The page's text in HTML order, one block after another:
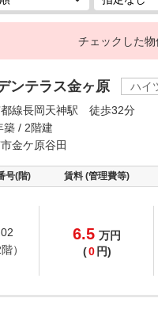
チェックした物
ンテラス金ヶ原
ハイ
都線長岡天神駅 徒歩32分
築 / 2階建
金ケ原谷田
号(階) 賃料 (管理費等)
階）
6.5 万円
(0 円)